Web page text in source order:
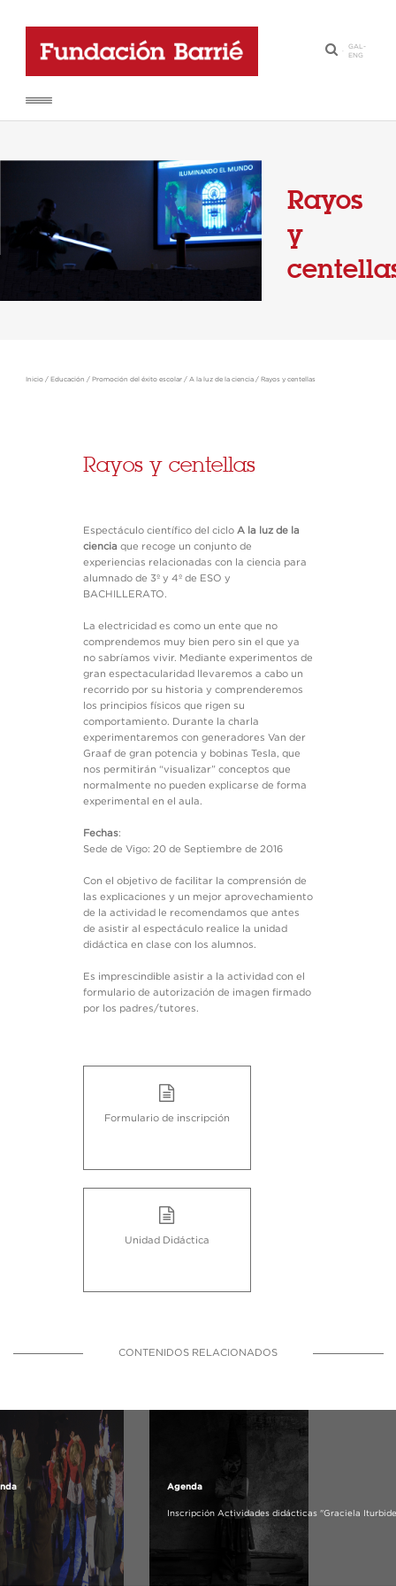
·
GAL-
ENG
Rayos
y
Inicio / Educación / Promoción del éxito escolar / A la luz de la ciencia / Rayos y centellas
Rayos y centellas
Espectáculo científico del ciclo A la luz de la
ciencia que recoge un conjunto de
experiencias relacionadas con la ciencia para
alumnado de 3º y 4º de ESO y
BACHILLERATO.
La electricidad es como un ente que no
comprendemos muy bien pero sin el que ya
no sabríamos vivir. Mediante experimentos de
gran espectacularidad llevaremos a cabo un
recorrido por su historia y comprenderemos
los principios físicos que rigen su
comportamiento. Durante la charla
experimentaremos con generadores Van der
Graaf de gran potencia y bobinas Tesla, que
nos permitirán “visualizar” conceptos que
normalmente no pueden explicarse de forma
experimental en el aula.
Fechas:
Sede de Vigo: 20 de Septiembre de 2016
Con el objetivo de facilitar la comprensión de
las explicaciones y un mejor aprovechamiento
de la actividad le recomendamos que antes
de asistir al espectáculo realice la unidad
didáctica en clase con los alumnos.
Es imprescindible asistir a la actividad con el
formulario de autorización de imagen firmado
por los padres/tutores.
Formulario de inscripción
Unidad Didáctica
CONTENIDOS RELACIONADOS
Agenda
Inscripción Actividades didácticas "Graciela